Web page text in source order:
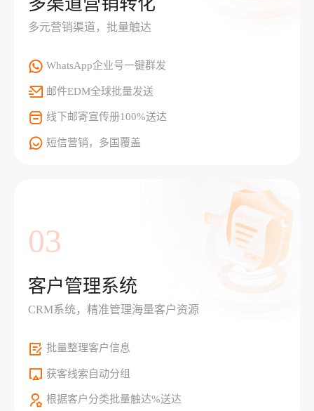
多元营销渠道，批量触达
WhatsApp企业号一键群发
邮件EDM全球批量发送
线下邮寄宣传册100%送达
短信营销，多国覆盖
03
客户管理系统
CRM系统，精准管理海量客户资源
批量整理客户信息
获客线索自动分组
根据客户分类批量触达%送达